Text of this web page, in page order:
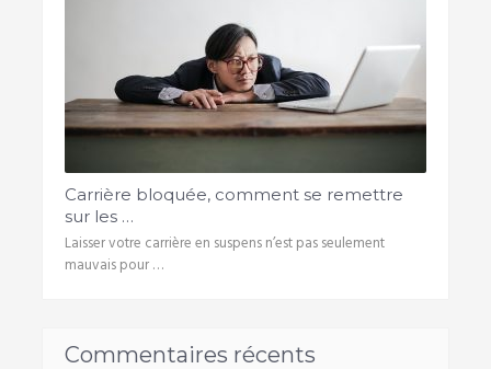
Carrière bloquée, comment se remettre
sur les …
Laisser votre carrière en suspens n’est pas seulement
mauvais pour …
Commentaires récents